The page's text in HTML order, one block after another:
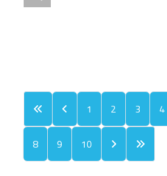
1 2 3 4
8
9 10